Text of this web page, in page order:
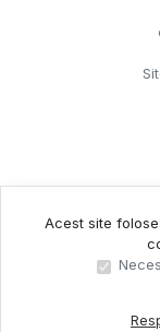
Acest site